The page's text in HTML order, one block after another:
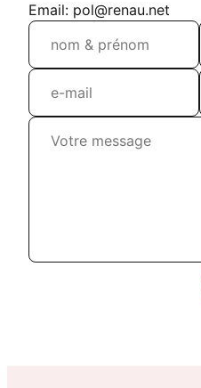
Email: pol@renau.net